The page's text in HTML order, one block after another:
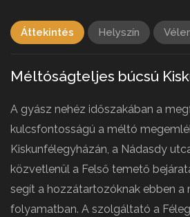
Áttekintés Helyszín
Méltóságteljes búcsú
A gyász nehéz időszakában a
kulcsfontosságú a méltó
Kiskunfélegyházán, a Nádasdy
közvetlenül a Felső temető
segít a hozzátartozóknak ebben a
folyamatban. A szolgáltató a